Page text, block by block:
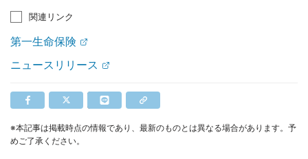
関連リンク
第一生命保険
ニュースリリース
※本記事は掲載時点の情報であり、最新のものとは異なる場合があります。予
めご了承ください。